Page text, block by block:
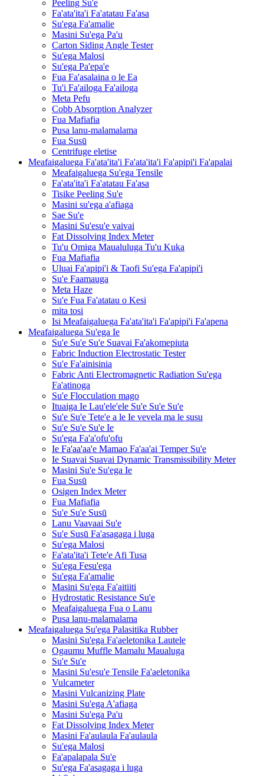
Peeling Su'e
Fa'ata'ita'i Fa'atatau Fa'asa
Su'ega Fa'amalie
Masini Su'ega Pa'u
Carton Siding Angle Tester
Su'ega Malosi
Su'ega Pa'epa'e
Fua Fa'asalaina o le Ea
Tu'i Fa'ailoga Fa'ailoga
Meta Pefu
Cobb Absorption Analyzer
Fua Mafiafia
Pusa lanu-malamalama
Fua Susū
Centrifuge eletise
Meafaigaluega Fa'ata'ita'i Fa'ata'ita'i Fa'apipi'i Fa'apalai
Meafaigaluega Su'ega Tensile
Fa'ata'ita'i Fa'atatau Fa'asa
Tisike Peeling Su'e
Masini su'ega a'afiaga
Sae Su'e
Masini Su'esu'e vaivai
Fat Dissolving Index Meter
Tu'u Omiga Maualuluga Tu'u Kuka
Fua Mafiafia
Uluai Fa'apipi'i & Taofi Su'ega Fa'apipi'i
Su'e Faamauga
Meta Haze
Su'e Fua Fa'atatau o Kesi
mita tosi
Isi Meafaigaluega Fa'ata'ita'i Fa'apipi'i Fa'apena
Meafaigaluega Su'ega Ie
Su'e Su'e Su'e Suavai Fa'akomepiuta
Fabric Induction Electrostatic Tester
Su'e Fa'ainisinia
Fabric Anti Electromagnetic Radiation Su'ega
Fa'atinoga
Su'e Flocculation mago
Ituaiga Ie Lau'ele'ele Su'e Su'e Su'e
Su'e Su'e Tete'e a le Ie vevela ma le susu
Su'e Su'e Su'e Ie
Su'ega Fa'a'ofu'ofu
Ie Fa'aa'aa'e Mamao Fa'aa'ai Temper Su'e
Ie Suavai Suavai Dynamic Transmissibility Meter
Masini Su'e Su'ega Ie
Fua Susū
Osigen Index Meter
Fua Mafiafia
Su'e Su'e Susū
Lanu Vaavaai Su'e
Su'e Susū Fa'asagaga i luga
Su'ega Malosi
Fa'ata'ita'i Tete'e Afi Tusa
Su'ega Fesu'ega
Su'ega Fa'amalie
Masini Su'ega Fa'aitiiti
Hydrostatic Resistance Su'e
Meafaigaluega Fua o Lanu
Pusa lanu-malamalama
Meafaigaluega Su'ega Palasitika Rubber
Masini Su'ega Fa'aeletonika Lautele
Ogaumu Muffle Mamalu Maualuga
Su'e Su'e
Masini Su'esu'e Tensile Fa'aeletonika
Vulcameter
Masini Vulcanizing Plate
Masini Su'ega A'afiaga
Masini Su'ega Pa'u
Fat Dissolving Index Meter
Masini Fa'aulaula Fa'aulaula
Su'ega Malosi
Fa'apalapala Su'e
Su'ega Fa'asagaga i luga